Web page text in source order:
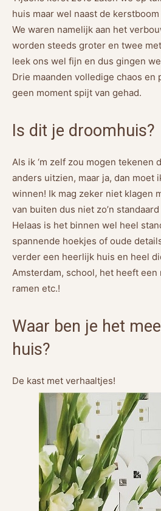
huis maar wel naast de
We waren namelijk aan het
worden steeds groter en twee
leek ons wel fijn en dus gingen
Drie maanden volledige chaos en
geen moment spijt van gehad.
Is dit je droomhuis?
Als ik ‘m zelf zou mogen tekenen
anders uitzien, maar ja, dan moet
winnen! Ik mag zeker niet klagen
van buiten dus niet zo’n
Helaas is het binnen wel heel
spannende hoekjes of oude
verder een heerlijk huis en heel
Amsterdam, school, het heeft
ramen etc.!
Waar ben je het
huis?
De kast met verhaaltjes!